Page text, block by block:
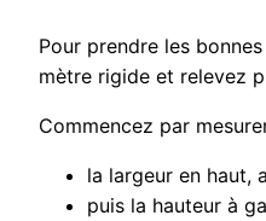
Pour prendre les
mètre rigide et relevez
Commencez par
la largeur en haut,
puis la hauteur à